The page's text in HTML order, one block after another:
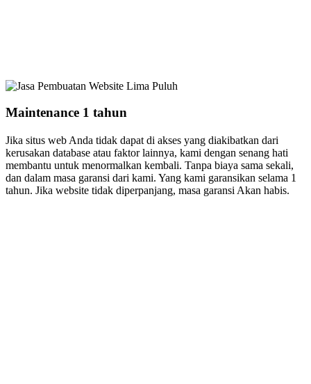
Maintenance 1 tahun
Jika situs web Anda tidak dapat di akses yang diakibatkan dari
kerusakan database atau faktor lainnya, kami dengan senang hati
membantu untuk menormalkan kembali. Tanpa biaya sama sekali,
dan dalam masa garansi dari kami. Yang kami garansikan selama 1
tahun. Jika website tidak diperpanjang, masa garansi Akan habis.